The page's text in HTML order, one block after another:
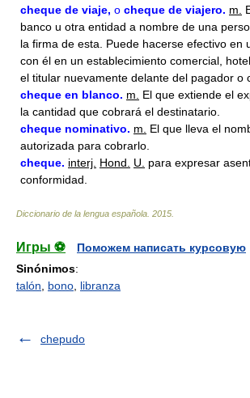
cheque de viaje, o cheque de viajero. m.
banco u otra entidad a nombre de una
la firma de esta. Puede hacerse efectivo en
con él en un establecimiento comercial,
el titular nuevamente delante del pagador o
cheque en blanco. m.
El que extiende el
la cantidad que cobrará el destinatario.
cheque nominativo. m.
El que lleva el
autorizada para cobrarlo.
cheque. interj. Hond. U.
para expresar
conformidad.
Diccionario de la lengua española 2015
Игры ⚽
Поможем написать курсовую
Sinónimos:
talón
bono libranza
chepudo